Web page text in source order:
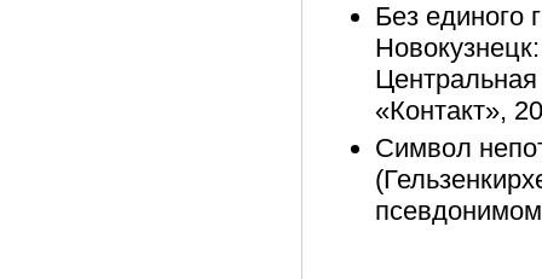
Без единого
«Контакт»,
Символ